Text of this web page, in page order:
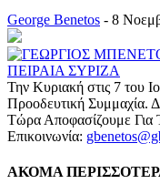
George Benetos - 8
Την Κυριακή στις 7 του
Προοδευτική Συμμαχία.
Τώρα Αποφασίζουμε
Επικοινωνία:
ΑΚΟΜΑ